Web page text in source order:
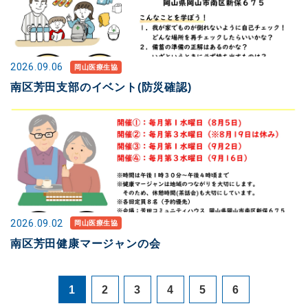
2026.09.06 岡山医療生協
南区芳田支部のイベント(防災確認)
2026.09.02 岡山医療生協
南区芳田健康マージャンの会
1 2 3 4 5 6